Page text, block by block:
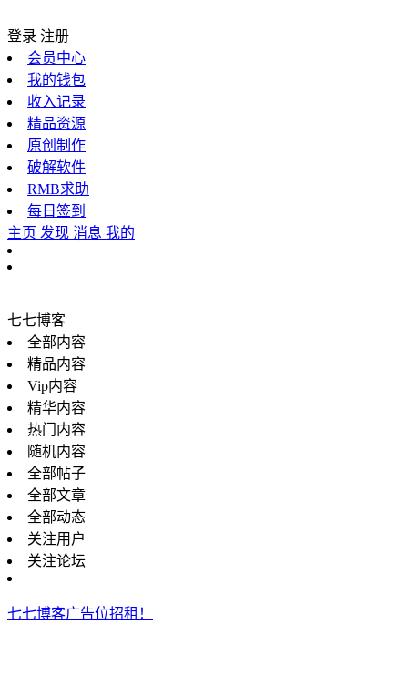
登录 注册
会员中心
我的钱包
收入记录
精品资源
原创制作
破解软件
RMB求助
每日签到
主页 发现 消息 我的
七七博客
全部内容
精品内容
Vip内容
精华内容
热门内容
随机内容
全部帖子
全部文章
全部动态
关注用户
关注论坛
七七博客广告位招租！